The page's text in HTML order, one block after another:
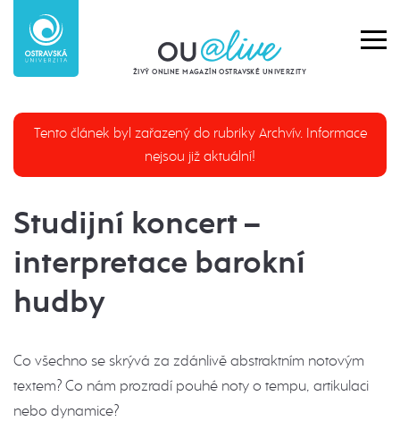
ŽIVÝ ONLINE MAGAZÍN OSTRAVSKÉ UNIVERZITY
Tento článek byl zařazený do rubriky Archvív. Informace
nejsou již aktuální!
Studijní koncert –
interpretace barokní
hudby
Co všechno se skrývá za zdánlivě abstraktním notovým
textem? Co nám prozradí pouhé noty o tempu, artikulaci
nebo dynamice?